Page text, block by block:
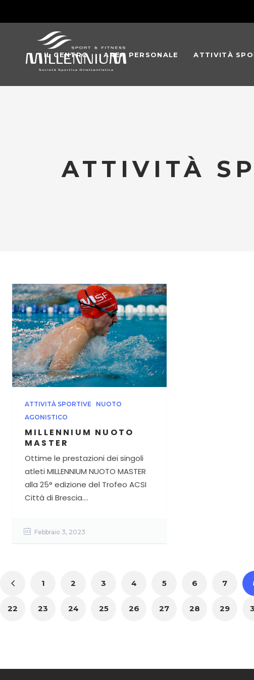
IL CENTRO AREA PERSONALE ATTIVITÀ
ATTIVITÀ
ATTIVITÀ SPORTIVE
NUOTO
AGONISTICO
MILLENNIUM NUOTO
MASTER
Ottime le prestazioni dei singoli
atleti MILLENNIUM NUOTO MASTER
alla 25° edizione del Trofeo ACSI
Città di Brescia....
Febbraio 3, 2023
1 2 3 4 5 6 7
22 23 24 25 26 27 28 29